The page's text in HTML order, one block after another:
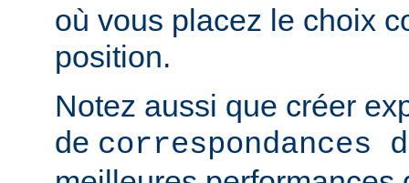
où vous placez le choix
position.
Notez aussi que créer
de correspondances